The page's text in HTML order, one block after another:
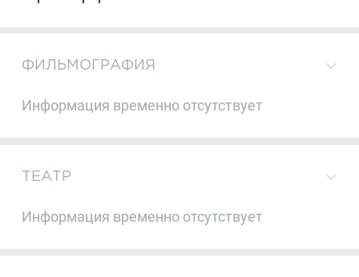
ФИЛЬМОГРАФИЯ
Информация временно отсутствует
ТЕАТР
Информация временно отсутствует